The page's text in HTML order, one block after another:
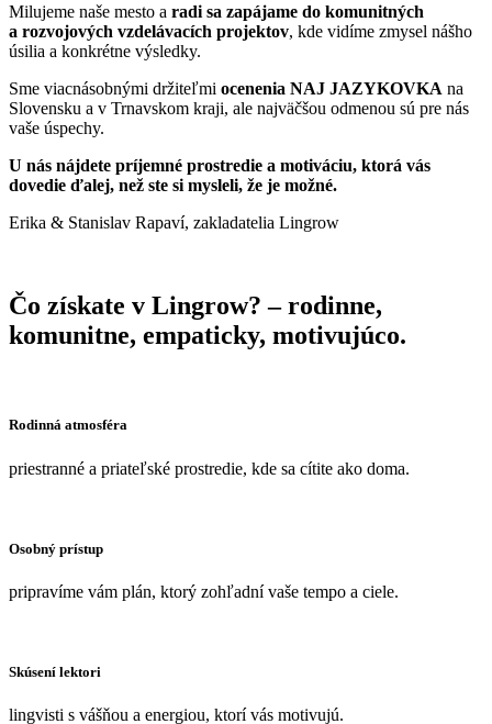
Milujeme naše mesto a radi sa zapájame do komunitných
a rozvojových vzdelávacích projektov, kde vidíme zmysel nášho
úsilia a konkrétne výsledky.
Sme viacnásobnými držiteľmi ocenenia NAJ JAZYKOVKA na
Slovensku a v Trnavskom kraji, ale najväčšou odmenou sú pre nás
vaše úspechy.
U nás nájdete príjemné prostredie a motiváciu, ktorá vás
dovedie ďalej, než ste si mysleli, že je možné.
Erika & Stanislav Rapaví, zakladatelia Lingrow
Čo získate v Lingrow? – rodinne,
komunitne, empaticky, motivujúco.
Rodinná atmosféra
priestranné a priateľské prostredie, kde sa cítite ako doma.
Osobný prístup
pripravíme vám plán, ktorý zohľadní vaše tempo a ciele.
Skúsení lektori
lingvisti s vášňou a energiou, ktorí vás motivujú.